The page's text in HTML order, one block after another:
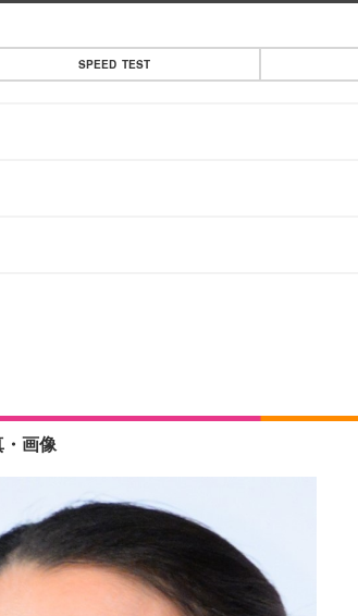
SPEED TEST
画像